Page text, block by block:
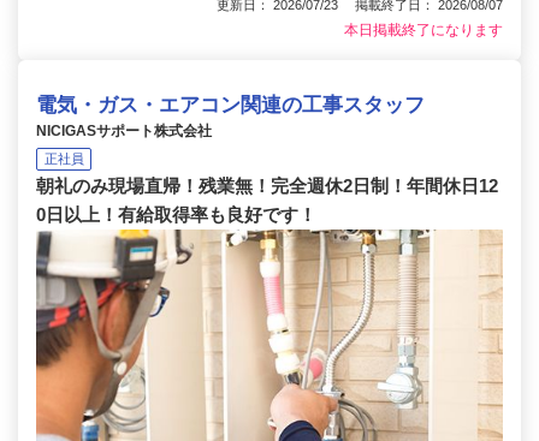
更新日： 2026/07/23 掲載終了日： 2026/08/07
本日掲載終了になります
電気・ガス・エアコン関連の工事スタッフ
NICIGASサポート株式会社
正社員
朝礼のみ現場直帰！残業無！完全週休2日制！年間休日12
0日以上！有給取得率も良好です！